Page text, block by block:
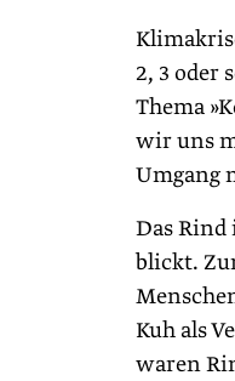
2, 3 oder
Thema
wir uns
Umgang
Das Rind
blickt.
Kuh als
waren